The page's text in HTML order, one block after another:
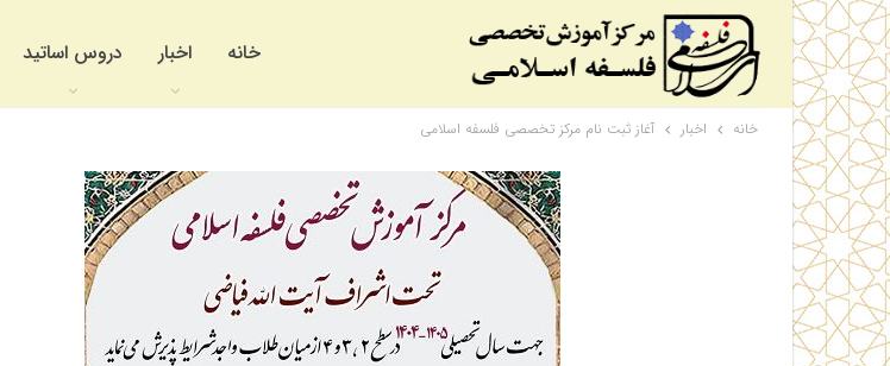
خانه اخبار دروس اساتید
خانه اخبار آغاز ثبت نام مرکز تخصصی فلسفه اسلامی